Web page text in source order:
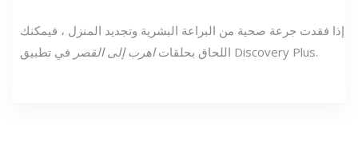
إذا فقدت جرعة صحية من البراعة البشرية وتجديد المنزل ، فيمكنك
اللحاق بحلقاتاهرب إلى القصر في تطبيق Discovery Plus.